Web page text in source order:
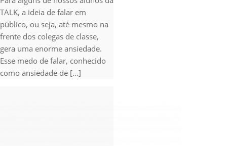
TALK, a ideia de falar em
público, ou seja, até mesmo na
frente dos colegas de classe,
gera uma enorme ansiedade.
Esse medo de falar, conhecido
como ansiedade de [...]